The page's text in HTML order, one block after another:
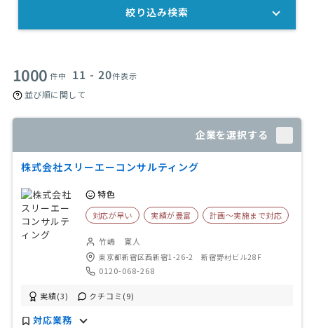
1000 件中 11 - 20件表示
並び順に関して
企業を選択する
株式会社スリーエーコンサルティング
特色
対応が早い 実績が豊富 計画〜実施まで対応
竹嶋 寛人
東京都新宿区西新宿1-26-2 新宿野村ビル28F
0120-068-268
実績(3) クチコミ(9)
対応業務
絞り込み検索